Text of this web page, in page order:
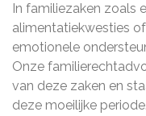
In familiezaken zoals
alimentatiekwesties
emotionele
Onze
van deze zaken en
deze moeilijke